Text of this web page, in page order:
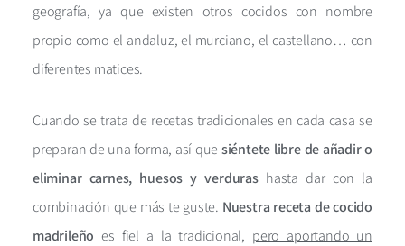
geografía, ya que existen otros cocidos con nombre
propio como el andaluz, el murciano, el castellano… con
diferentes matices.
Cuando se trata de recetas tradicionales en cada casa se
preparan de una forma, así que siéntete libre de añadir o
eliminar carnes, huesos y verdurashasta dar con la
combinación que más te guste. Nuestra receta de cocido
madrileño es fiel a la tradicional, pero aportando un